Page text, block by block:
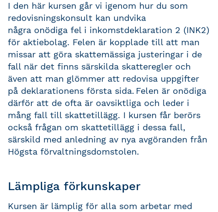
I den här kursen går vi igenom hur du som
redovisningskonsult kan undvika
några onödiga fel i inkomstdeklaration 2 (INK2)
för aktiebolag. Felen är kopplade till att man
missar att göra skattemässiga justeringar i de
fall när det finns särskilda skatteregler och
även att man glömmer att redovisa uppgifter
på deklarationens första sida. Felen är onödiga
därför att de ofta är oavsiktliga och leder i
mång fall till skattetillägg. I kursen får berörs
också frågan om skattetillägg i dessa fall,
särskild med anledning av nya avgöranden från
Högsta förvaltningsdomstolen.
Lämpliga förkunskaper
Kursen är lämplig för alla som arbetar med